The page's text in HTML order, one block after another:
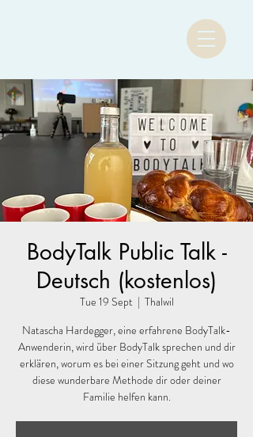
BodyTalk Public Talk -
Deutsch (kostenlos)
Tue 19 Sept
  |
Thalwil
Natascha Hardegger, eine erfahrene BodyTalk-
Anwenderin, wird über BodyTalk sprechen und dir
erklären, worum es bei einer Sitzung geht und wo
diese wunderbare Methode dir oder deiner
Familie helfen kann.